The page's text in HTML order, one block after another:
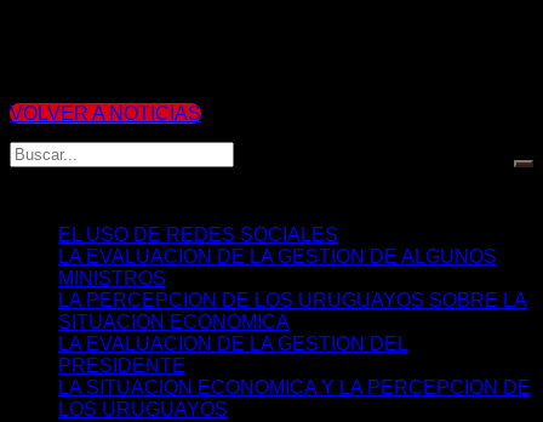
VOLVER A NOTICIAS
EL USO DE REDES SOCIALES
LA EVALUACION DE LA GESTION DE ALGUNOS
MINISTROS
LA PERCEPCION DE LOS URUGUAYOS SOBRE LA
SITUACION ECONOMICA
LA EVALUACION DE LA GESTION DEL
PRESIDENTE
LA SITUACION ECONOMICA Y LA PERCEPCION DE
LOS URUGUAYOS